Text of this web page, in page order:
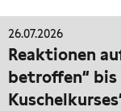
26.07.2026
Reaktionen
betroffen“ bis